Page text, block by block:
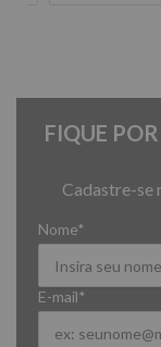
FIQUE
Cadastre-se
Nome*
E-mail*